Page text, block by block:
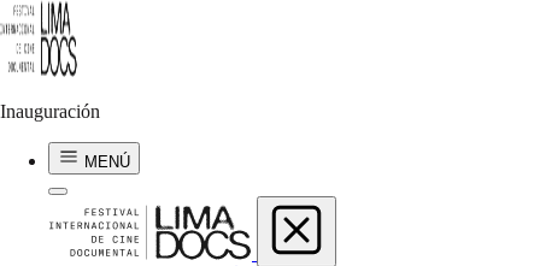
Inauguración
MENÚ
Assia Piqueras
LO QUE CREEMOS ES LO QUE CUENTA PARA
NUESTRA VIDA
2025 | 19 min | FRANCIA, ESPAÑA